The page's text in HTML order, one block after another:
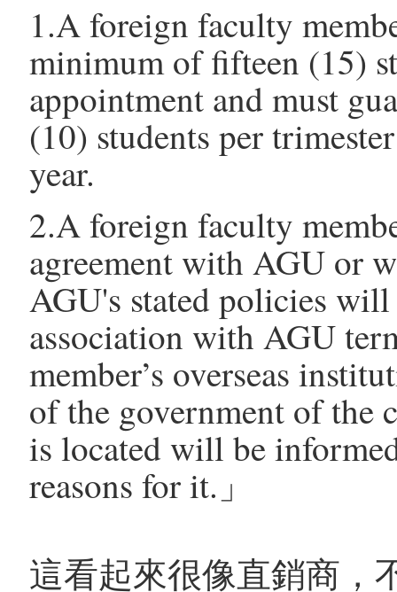
1.A foreign faculty
minimum of fifteen (15)
appointment and must
(10) students per
year.
2.A foreign faculty
agreement with AGU or
AGU's stated policies
association with AGU
member’s overseas
of the government of
is located will be
reasons for it.」
這看起來很像直銷商，